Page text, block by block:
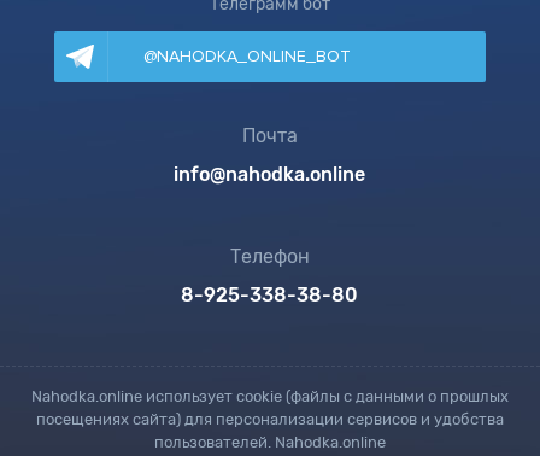
@NAHODKA_ONLINE_BOT
Почта
info@nahodka.online
Телефон
8-925-338-38-80
Nahodka.online использует cookie (файлы с данными о прошлых
посещениях сайта) для персонализации сервисов и удобства
пользователей. Nahodka.online